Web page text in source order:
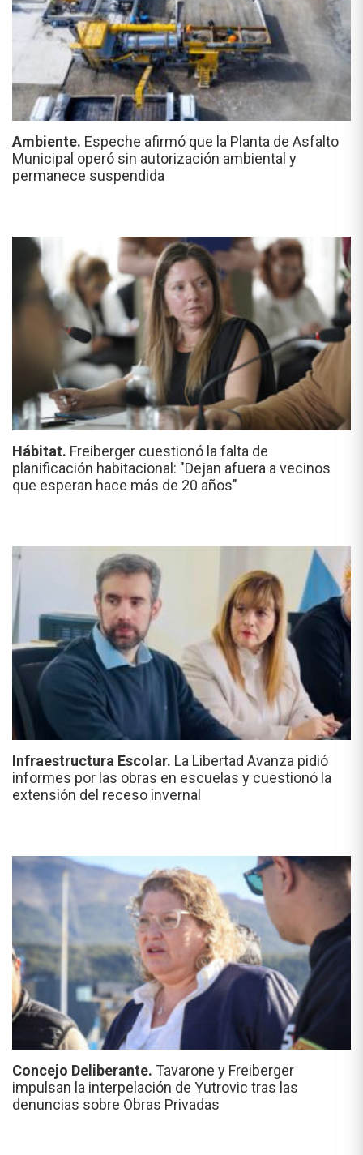
Ambiente. Espeche afirmó que la Planta de Asfalto
Municipal operó sin autorización ambiental y
permanece suspendida
Hábitat. Freiberger cuestionó la falta de
planificación habitacional: "Dejan afuera a vecinos
que esperan hace más de 20 años"
Infraestructura Escolar. La Libertad Avanza pidió
informes por las obras en escuelas y cuestionó la
extensión del receso invernal
Concejo Deliberante. Tavarone y Freiberger
impulsan la interpelación de Yutrovic tras las
denuncias sobre Obras Privadas